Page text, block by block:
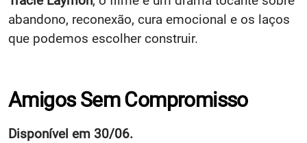
abandono, reconexão, cura emocional e os laços
que podemos escolher construir.
Amigos Sem Compromisso
Disponível em 30/06.